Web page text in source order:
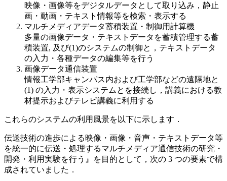
映像・画像等をデジタルデータとして取り込み，静止
画・動画・テキスト情報等を検索・表示する
マルチメディアデータ蓄積装置・制御用計算機
多量の画像データ・テキストデータを蓄積管理する蓄
積装置, 及び(1)のシステムの制御と，テキストデータ
の入力・各種データの編集等を行う
画像データ通信装置
情報工学部キャンパス内および工学部などの遠隔地と
(1) の入力・表示システムとを接続し，講義における教
材提示およびテレビ講義に利用する
これらのシステムの利用風景を以下に示します．
伝送技術の進歩による映像・画像・音声・テキストデータ等
を統一的に伝送・処理するマルチメディア通信技術の研究・
開発・利用実験を行う』を目的として，次の 3 つの要素で構
成されていました．